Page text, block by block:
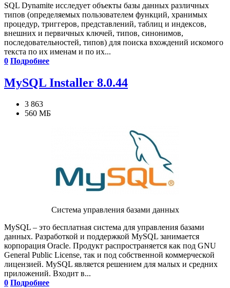
SQL Dynamite исследует объекты базы данных различных
типов (определяемых пользователем функций, хранимых
процедур, триггеров, представлений, таблиц и индексов,
внешних и первичных ключей, типов, синонимов,
последовательностей, типов) для поиска вхождений искомого
текста по их именам и по их...
0 Подробнее
MySQL Installer 8.0.44
3 863
560 МБ
Система управления базами данных
MySQL – это бесплатная система для управления базами
данных. Разработкой и поддержкой MySQL занимается
корпорация Oracle. Продукт распространяется как под GNU
General Public License, так и под собственной коммерческой
лицензией. MySQL является решением для малых и средних
приложений. Входит в...
0 Подробнее